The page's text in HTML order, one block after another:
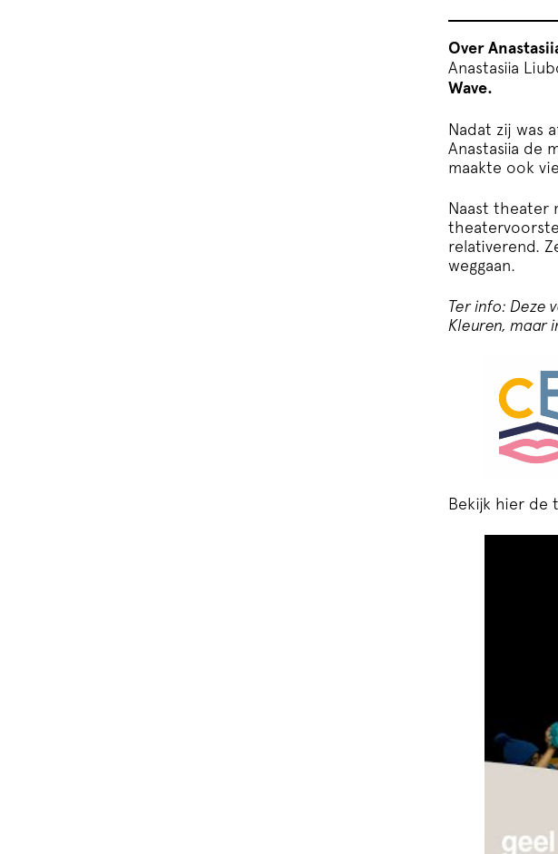
Over
Anastasiia
Wave.
Nadat zij was
Anastasiia de
maakte ook
Naast theater
relativerend.
weggaan.
Ter info: Deze
Kleuren, maar
Bekijk hier de